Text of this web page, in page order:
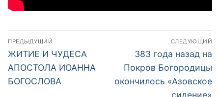
Навигация
по
записям
ПРЕДЫДУЩИЙ
Предыдущая
запись:
ЖИТИЕ И ЧУДЕСА
АПОСТОЛА ИОАННА
БОГОСЛОВА
СЛЕДУЮЩИЙ
Следующая
запись:
383 года назад на
Покров Богородицы
окончилось «Азовское
сидение»